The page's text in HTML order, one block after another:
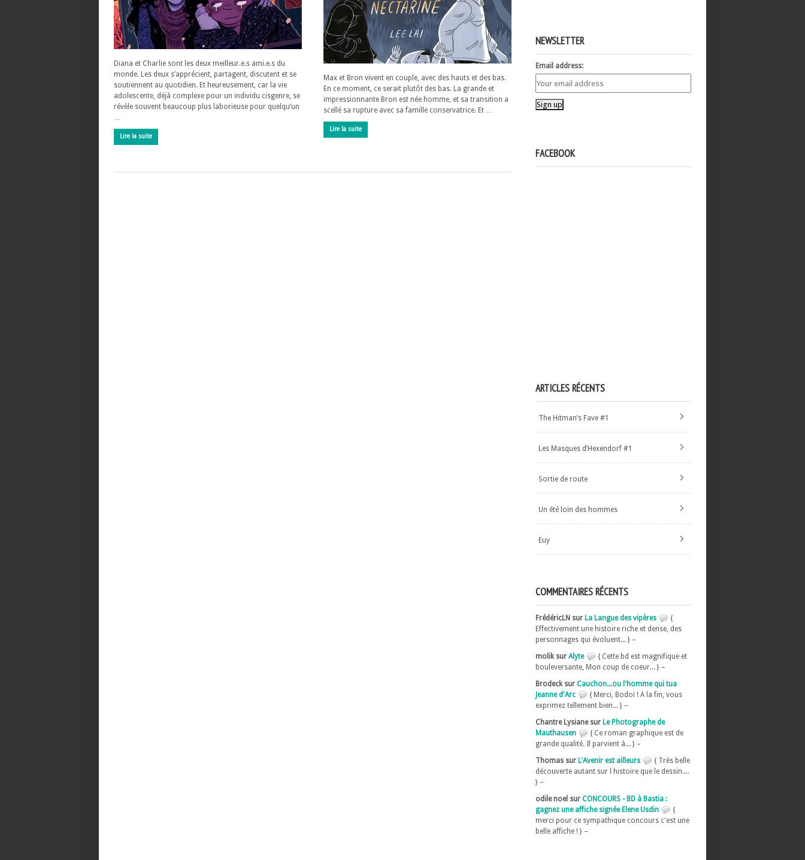
Diana et Charlie sont les deux meilleur.e.s ami.e.s du
monde. Les deux s’apprécient, partagent, discutent et se
soutiennent au quotidien. Et heureusement, car la vie
adolescente, déjà complexe pour un individu cisgenre, se
révèle souvent beaucoup plus laborieuse pour quelqu’un
…
Lire la suite
Max et Bron vivent en couple, avec des hauts et des bas.
En ce moment, ce serait plutôt des bas. La grande et
impressionnante Bron est née homme, et sa transition a
scellé sa rupture avec sa famille conservatrice. Et …
Lire la suite
NEWSLETTER
Email address:
FACEBOOK
ARTICLES RÉCENTS
The Hitman’s Fave #1
Les Masques d’Hexendorf #1
Sortie de route
Un été loin des hommes
Euy
COMMENTAIRES RÉCENTS
FrédéricLN sur La Langue des vipères
{
Effectivement une histoire riche et dense, des
personnages qui évoluent... } –
molik sur Alyte
{ Cette bd est magnifique et
bouleversante, Mon coup de coeur... } –
Brodeck sur Cauchon...ou l'homme qui tua
Jeanne d'Arc
{ Merci, Bodoï ! A la fin, vous
exprimez tellement bien... } –
Chantre Lysiane sur Le Photographe de
Mauthausen
{ Ce roman graphique est de
grande qualité. Il parvient à... } –
Thomas sur L'Avenir est ailleurs
{ Très belle
découverte autant sur l histoire que le dessin....
} –
odile noel sur CONCOURS - BD à Bastia :
gagnez une affiche signée Elene Usdin
{
merci pour ce sympathique concours c'est une
belle affiche ! } –